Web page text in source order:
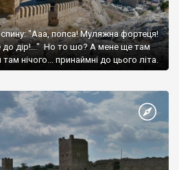
"Ааа, попса! Муляжна фортеця!
до дір!..." Но то шо? А мене ще там
нічого... принаймні до цього літа.